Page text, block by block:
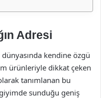
Adresi
kendine özgü
ürünleriyle dikkat çeken
tanımlanan bu
sunduğu geniş